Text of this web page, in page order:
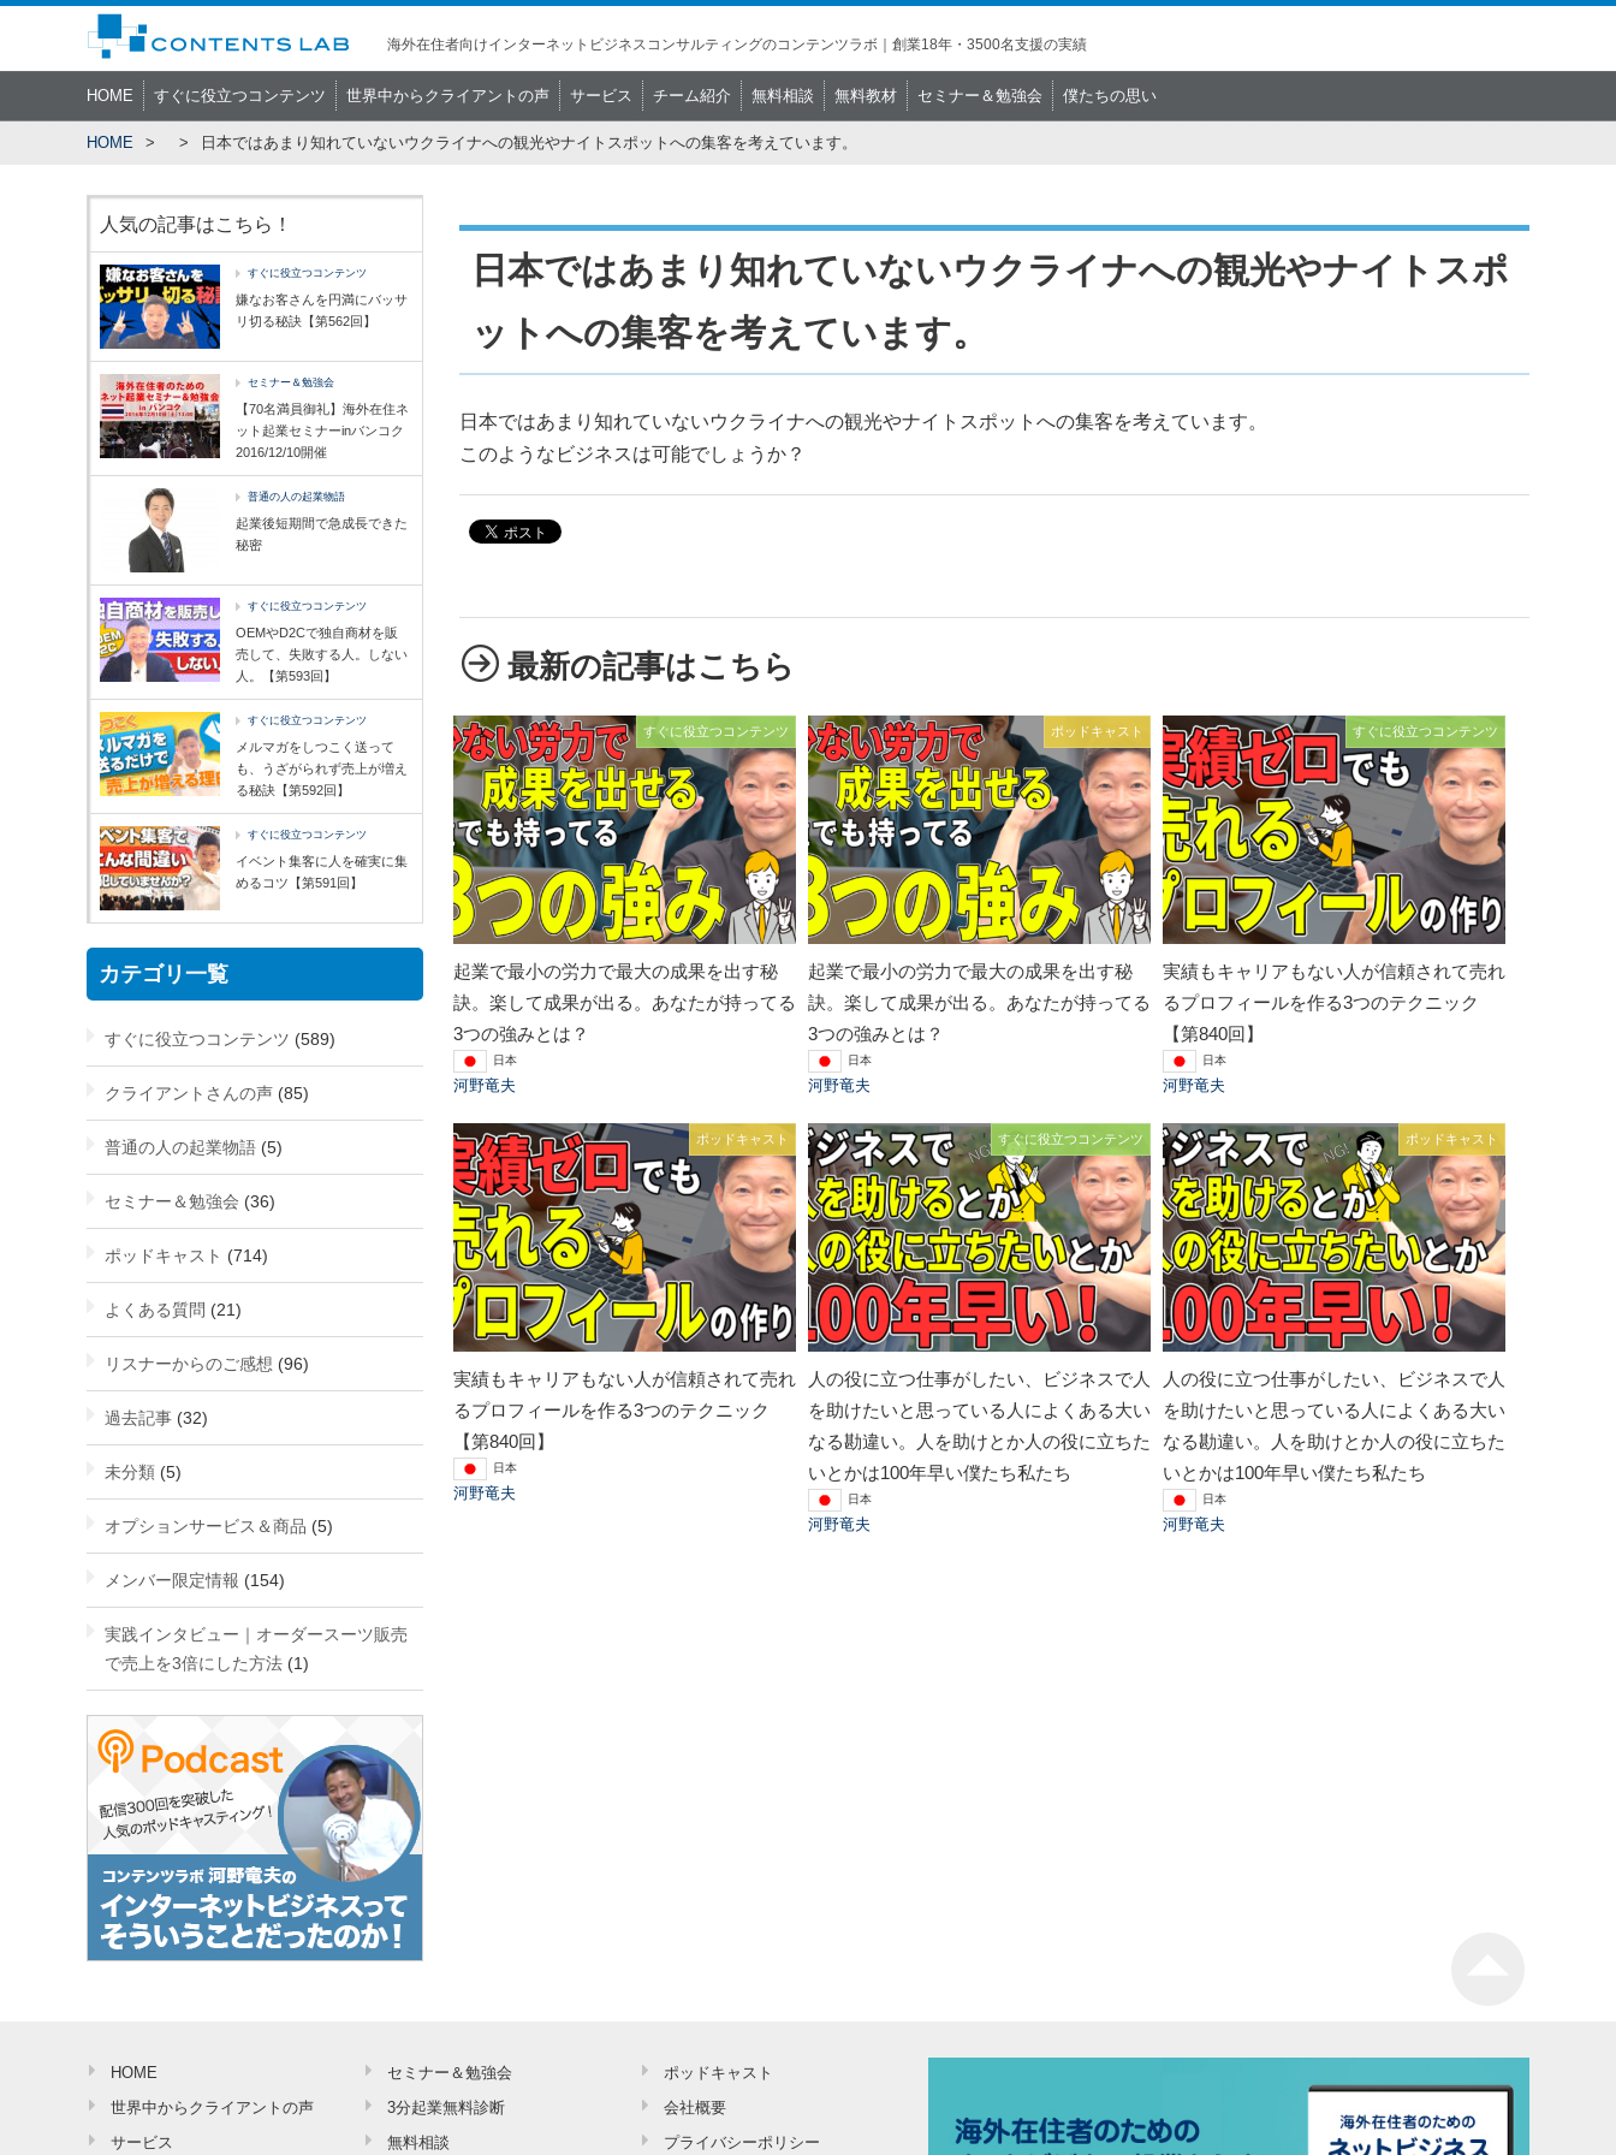
海外在住者向けインターネットビジネスコンサルティングのコンテンツラボ｜創業18年・3500名支援の実績
HOME すぐに役立つコンテンツ 世界中からクライアントの声 サービス チーム紹介 無料相談 無料教材 セミナー＆勉強会 僕たちの思い
HOME 日本ではあまり知れていないウクライナへの観光やナイトスポットへの集客を考えています。
日本ではあまり知れていないウクライナへの観光やナイトスポ
ットへの集客を考えています。
日本ではあまり知れていないウクライナへの観光やナイトスポットへの集客を考えています。
このようなビジネスは可能でしょうか？
最新の記事はこちら
すぐに役立つコンテンツ
起業で最小の労力で最大の成果を出す秘
訣。楽して成果が出る。あなたが持ってる
3つの強みとは？
日本
河野竜夫
ポッドキャスト
起業で最小の労力で最大の成果を出す秘
訣。楽して成果が出る。あなたが持ってる
3つの強みとは？
日本
河野竜夫
すぐに役立つコンテンツ
実績もキャリアもない人が信頼されて売れ
るプロフィールを作る3つのテクニック
【第840回】
日本
河野竜夫
ポッドキャスト
実績もキャリアもない人が信頼されて売れ
るプロフィールを作る3つのテクニック
【第840回】
日本
河野竜夫
すぐに役立つコンテンツ
人の役に立つ仕事がしたい、ビジネスで人
を助けたいと思っている人によくある大い
なる勘違い。人を助けとか人の役に立ちた
いとかは100年早い僕たち私たち
日本
河野竜夫
ポッドキャスト
人の役に立つ仕事がしたい、ビジネスで人
を助けたいと思っている人によくある大い
なる勘違い。人を助けとか人の役に立ちた
いとかは100年早い僕たち私たち
日本
河野竜夫
人気の記事はこちら！
すぐに役立つコンテンツ
嫌なお客さんを円満にバッサ
リ切る秘訣【第562回】
セミナー＆勉強会
【70名満員御礼】海外在住ネ
ット起業セミナーinバンコク
2016/12/10開催
普通の人の起業物語
起業後短期間で急成長できた
秘密
すぐに役立つコンテンツ
OEMやD2Cで独自商材を販
売して、失敗する人。しない
人。【第593回】
すぐに役立つコンテンツ
メルマガをしつこく送って
も、うざがられず売上が増え
る秘訣【第592回】
すぐに役立つコンテンツ
イベント集客に人を確実に集
めるコツ【第591回】
カテゴリ一覧
すぐに役立つコンテンツ (589)
クライアントさんの声 (85)
普通の人の起業物語 (5)
セミナー＆勉強会 (36)
ポッドキャスト (714)
よくある質問 (21)
リスナーからのご感想 (96)
過去記事 (32)
未分類 (5)
オプションサービス＆商品 (5)
メンバー限定情報 (154)
実践インタビュー｜オーダースーツ販売
で売上を3倍にした方法 (1)
HOME
世界中からクライアントの声
サービス
セミナー＆勉強会
3分起業無料診断
無料相談
ポッドキャスト
会社概要
プライバシーポリシー